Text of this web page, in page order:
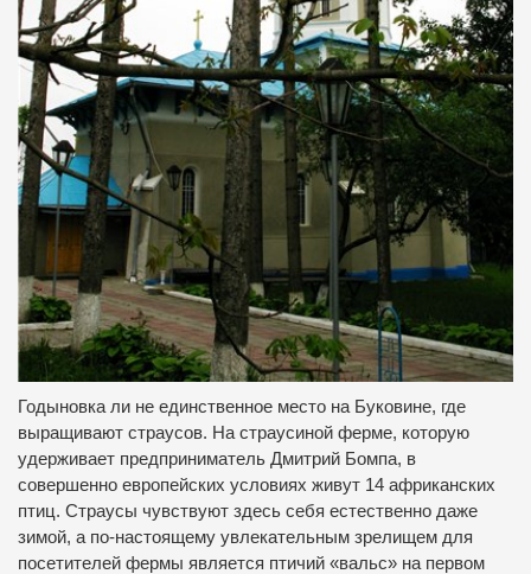
Годыновка ли не единственное место на Буковине, где
выращивают страусов. На страусиной ферме, которую
удерживает предприниматель Дмитрий Бомпа, в
совершенно европейских условиях живут 14 африканских
птиц. Страусы чувствуют здесь себя естественно даже
зимой, а по-настоящему увлекательным зрелищем для
посетителей фермы является птичий «вальс» на первом